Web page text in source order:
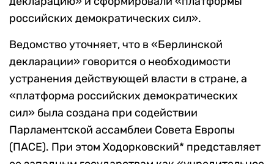
российских демократических сил».
Ведомство уточняет, что в «Берлинской
декларации» говорится о необходимости
устранения действующей власти в стране, а
«платформа российских демократических
сил» была создана при содействии
Парламентской ассамблеи Совета Европы
(ПАСЕ). При этом Ходорковский* представляет